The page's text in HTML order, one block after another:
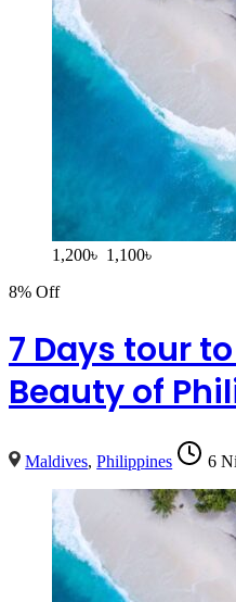
1,200৳ 1,100৳
8% Off
7 Days tour
Beauty of
Maldives,Philippines 6